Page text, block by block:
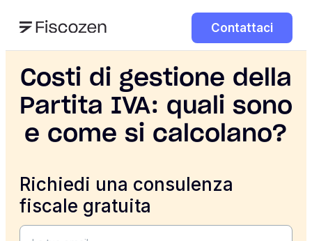
Contattaci
Costi di gestione della
Partita IVA: quali sono
e come si calcolano?
Richiedi una consulenza
fiscale gratuita